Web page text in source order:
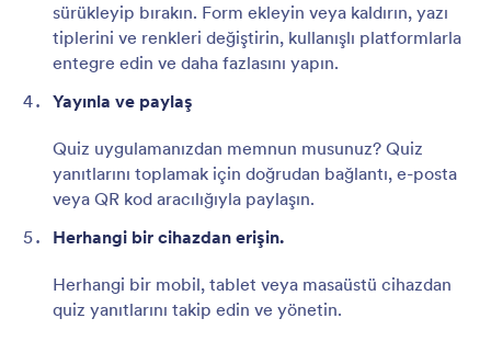
sürükleyip bırakın. Form ekleyin veya kaldırın, yazı
tiplerini ve renkleri değiştirin, kullanışlı platformlarla
entegre edin ve daha fazlasını yapın.
Yayınla ve paylaş
Quiz uygulamanızdan memnun musunuz? Quiz
yanıtlarını toplamak için doğrudan bağlantı, e-posta
veya QR kod aracılığıyla paylaşın.
Herhangi bir cihazdan erişin.
Herhangi bir mobil, tablet veya masaüstü cihazdan
quiz yanıtlarını takip edin ve yönetin.